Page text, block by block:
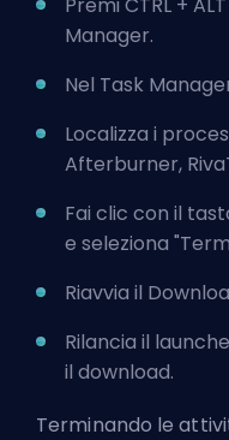
Manager.
Nel Task
Localizza i
Afterburner,
Fai clic con il
e seleziona
Riavvia il
Rilancia il
il download.
Terminando le